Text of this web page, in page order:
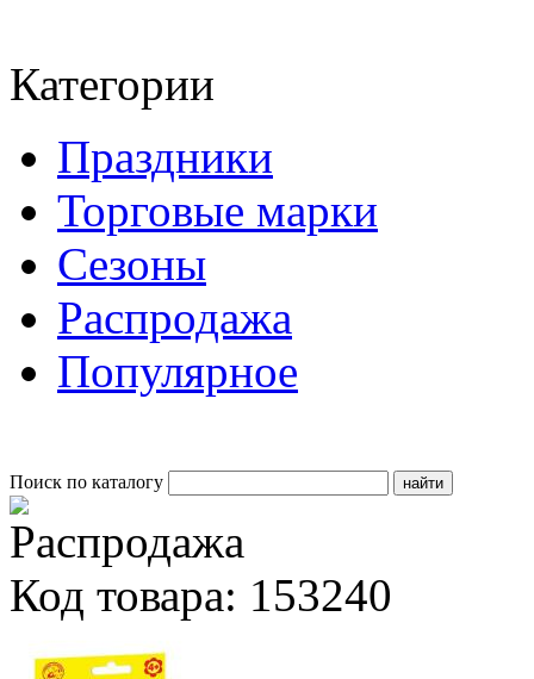
Категории
Праздники
Торговые марки
Сезоны
Распродажа
Популярное
Поиск по каталогу
Код товара: 153240